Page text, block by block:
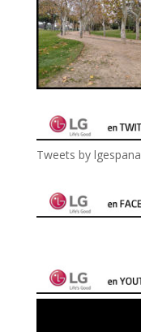
Tweets by lgespana